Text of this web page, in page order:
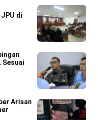
di
Sesuai
Arisan